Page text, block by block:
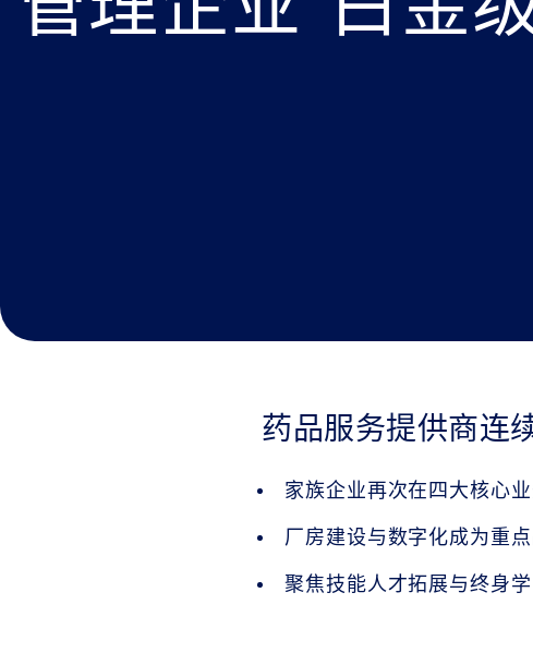
药品服务提供商连
家族企业再次在四大核心
厂房建设与数字化成为重
聚焦技能人才拓展与终身